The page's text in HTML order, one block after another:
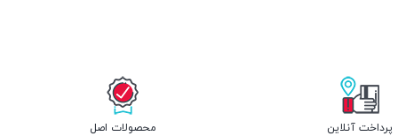
پرداخت آنلاین محصولات اصل